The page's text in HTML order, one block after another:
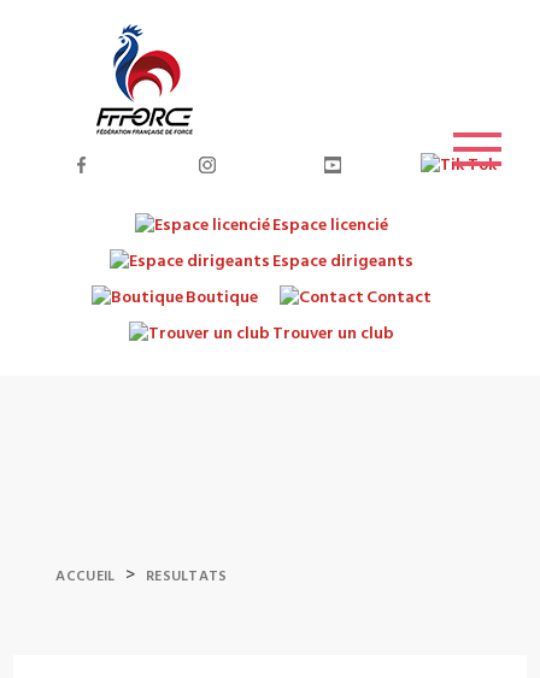
Espace licencié
Espace dirigeants
Boutique
Contact
Trouver un club
ACCUEIL > RESULTATS